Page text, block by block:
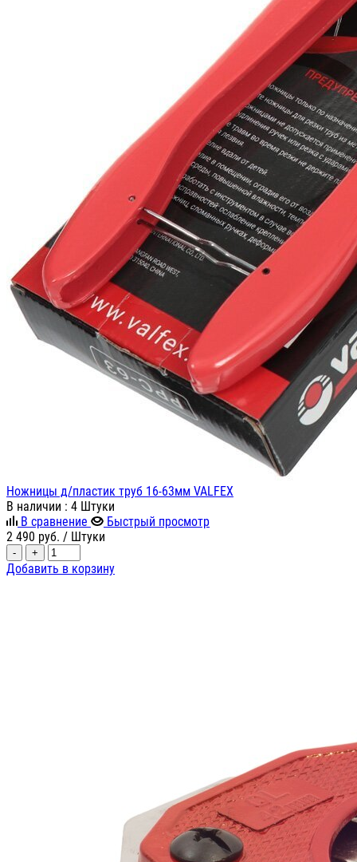
Ножницы д/пластик труб 16-63мм VALFEX
В наличии : 4 Штуки
В сравнение
Быстрый просмотр
2 490 руб. / Штуки
- +
Добавить в корзину